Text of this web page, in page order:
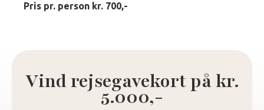
Pris pr. person kr. 700,-
Vind rejsegavekort på kr.
5.000,-